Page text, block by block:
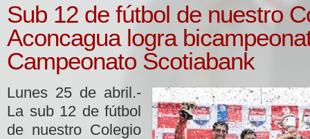
Sub 12 de fútbol de nuestro
Aconcagua logra
Campeonato Scotiabank
Lunes 25 de abril.-
La sub 12 de fútbol
de nuestro Colegio